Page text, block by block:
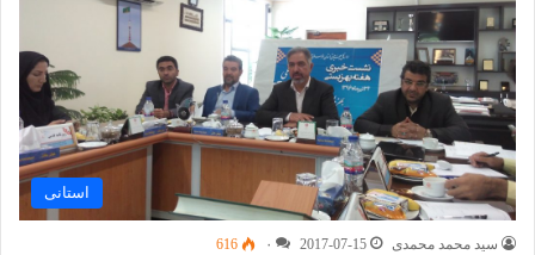
استانی
سید محمد محمدی 2017-07-15 ۰ 616